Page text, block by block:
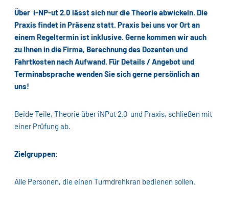
Über i-NP-ut 2.0 lässt sich nur die Theorie abwickeln. Die
Praxis findet in Präsenz statt. Praxis bei uns vor Ort an
einem Regeltermin ist inklusive. Gerne kommen wir auch
zu Ihnen in die Firma, Berechnung des Dozenten und
Fahrtkosten nach Aufwand. Für Details / Angebot und
Terminabsprache wenden Sie sich gerne persönlich an
uns!
Beide Teile, Theorie über iNPut 2.0 und Praxis, schließen mit
einer Prüfung ab.
Zielgruppen:
Alle Personen, die einen Turmdrehkran bedienen sollen.